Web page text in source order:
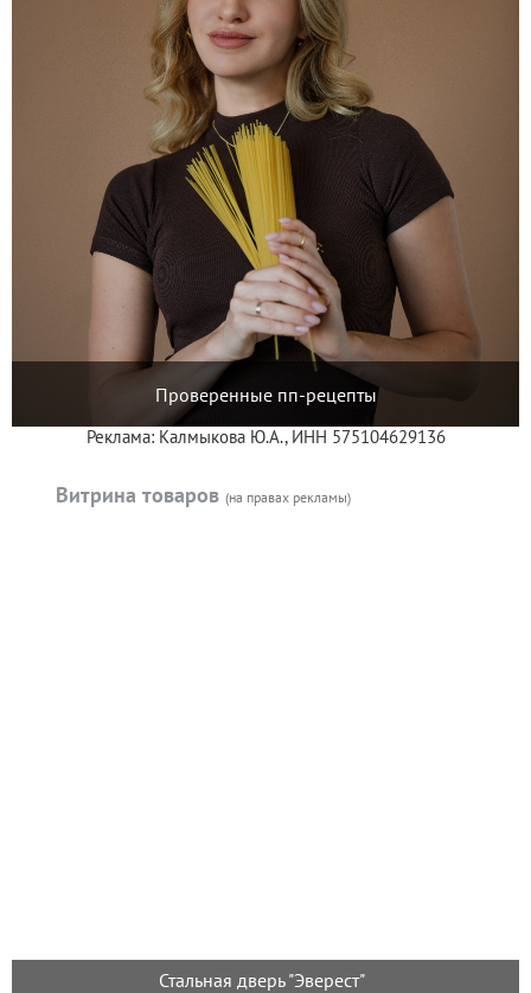
Проверенные пп-рецепты
Реклама: Калмыкова Ю.А., ИНН 575104629136
Витрина товаров (на правах рекламы)
Стальная дверь "Эверест"